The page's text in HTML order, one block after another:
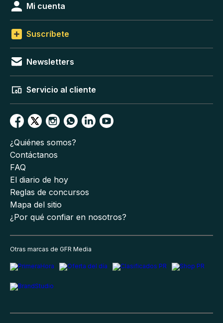
Mi cuenta
Suscríbete
Newsletters
Servicio al cliente
¿Quiénes somos?
Contáctanos
FAQ
El diario de hoy
Reglas de concursos
Mapa del sitio
¿Por qué confiar en nosotros?
Otras marcas de GFR Media